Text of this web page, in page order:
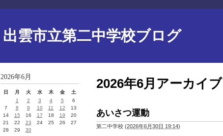
出雲市立第二中学校ブログ
2026年6月アーカイブ
あいさつ運動
第二中学校 (2026年6月30日 19:14)
2026年6月
日 月 火 水 木 金
土
1
2 3 4 5
6
7
8 9 10 11 12
13
14
15 16 17 18 19
20
21
22 23 24 25 26
27
28
29 30